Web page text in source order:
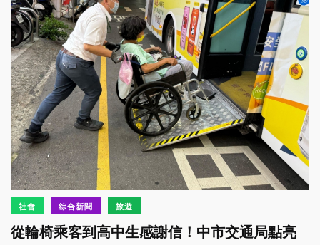
社會 綜合新聞 旅遊
從輪椅乘客到高中生感謝信！中市交通局點亮